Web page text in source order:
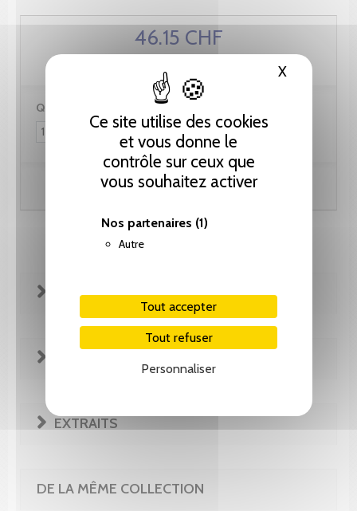
Ce site utilise des cookies
et vous donne le
contrôle sur ceux que
vous souhaitez activer
Nos partenaires (1)
Autre
Tout accepter
Tout refuser
Personnaliser
XMasquer
46.15 CHF
Quantité :
Ajouter au panier
FICHE TECHNIQUE
EXTRAITS
DE LA MÊME COLLECTION